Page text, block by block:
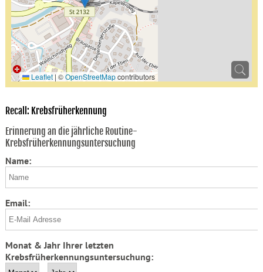
Leaflet | ©OpenStreetMapcontributors
Recall: Krebsfrüherkennung
Erinnerung an die jährliche Routine-
Krebsfrüherkennungsuntersuchung
Name:
Email:
Monat & Jahr Ihrer letzten
Krebsfrüherkennungsuntersuchung: